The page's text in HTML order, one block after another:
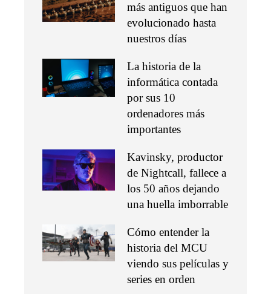
más antiguos que han
evolucionado hasta
nuestros días
La historia de la
informática contada
por sus 10
ordenadores más
importantes
Kavinsky, productor
de Nightcall, fallece a
los 50 años dejando
una huella imborrable
Cómo entender la
historia del MCU
viendo sus películas y
series en orden